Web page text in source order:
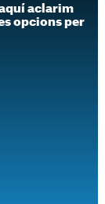
aclarim
opcions per